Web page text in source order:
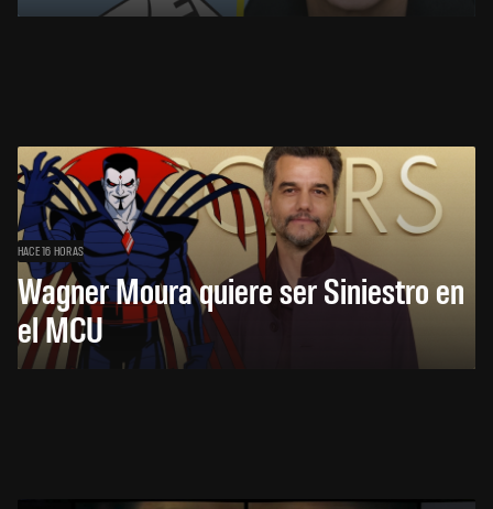
HACE 16 HORAS
Wagner Moura quiere ser Siniestro en
el MCU